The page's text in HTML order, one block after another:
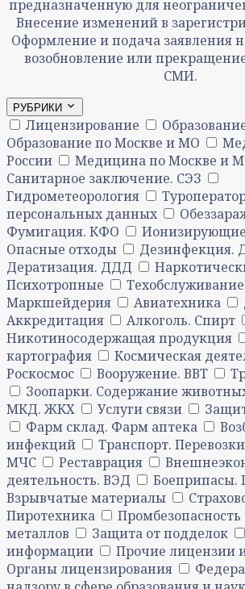
предназначенную для
Внесение изменений в
Оформление и подача заявления
возобновление или
СМИ.
РУБРИКИ
Лицензирование
Образование по Москве и МО
России
Медицина по Москве и
Санитарное заключение. СЭЗ
Гидрометеорология
персональных данных
Фумигация. КФО
Опасные отходы
Дезинфекция.
Дератизация. ДДД
Психотропные
Маркшейдерия
Авиатехника
Аккредитация
Алкоголь. Спирт
Никотиносодержащая продукция
картография
Космическая
Роскосмос
Вооружение. ВВТ
Зоопарки. Содержание
МКД. ЖКХ
Услуги связи
Фарм склад. Фарм аптека
инфекций
Транспорт. Перевозки
МЧС
Реставрация
деятельность. ВЭД
Боеприпасы.
Взрывчатые материалы
Пиротехника
Промбезопасность
металлов
Защита от подделок
информации
Прочие лицензии
Органы лицензирования